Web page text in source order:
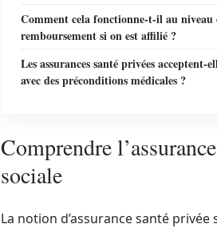
Comment cela fonctionne-t-il au niveau
remboursement si on est affilié ?
Les assurances santé privées acceptent-
avec des préconditions médicales ?
Comprendre
sociale
La notion d’assurance santé